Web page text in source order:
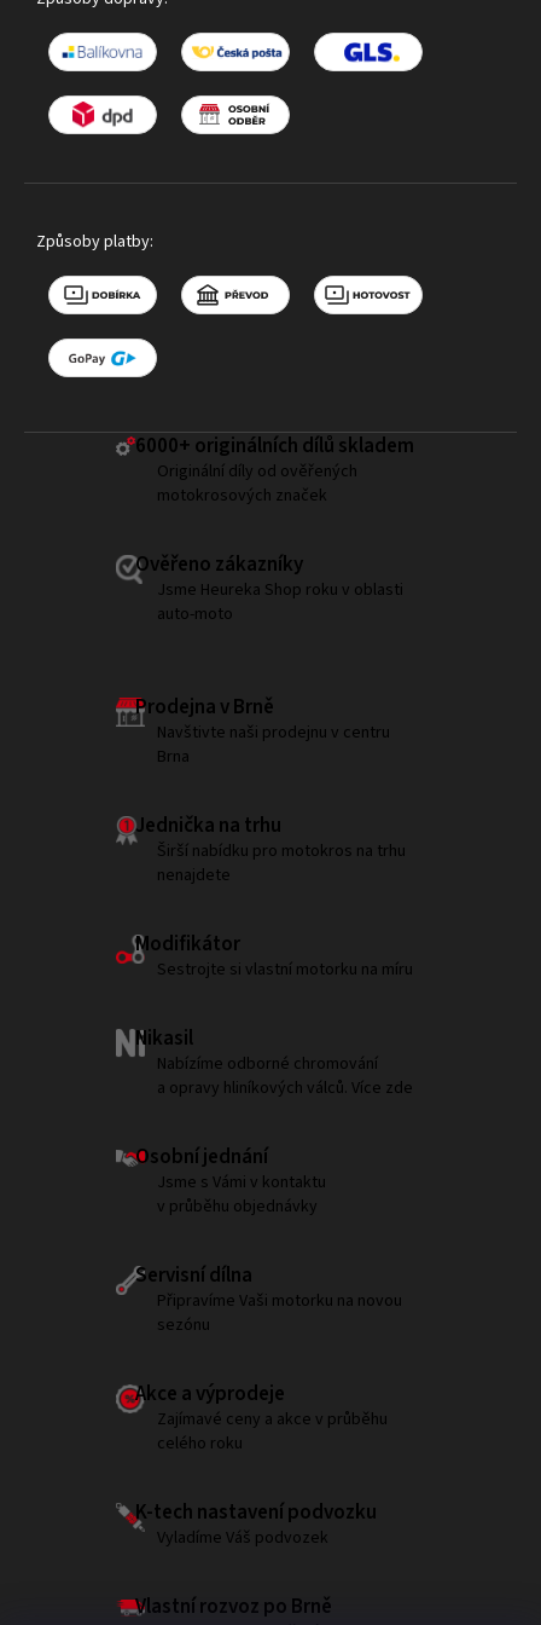
Způsoby platby:
6000+ ​originálních dílů skladem
Originální díly od ověřených
motokrosových značek
Ověřeno zákazníky
Jsme Heureka Shop roku v oblasti
auto-moto
Prodejna v Brně
Navštivte naši prodejnu v centru
Brna
Jednička na trhu
Širší nabídku pro motokros na trhu
nenajdete
Modifikátor
Sestrojte si vlastní motorku na míru
Nikasil
Nabízíme odborné chromování
a opravy hliníkových válců. Více zde
Osobní jednání
Jsme s Vámi v kontaktu
v průběhu objednávky
Servisní dílna
Připravíme Vaši motorku na novou
sezónu
Akce a výprodeje
Zajímavé ceny a akce v průběhu
celého roku
K-tech nastavení podvozku
Vyladíme Váš podvozek
Vlastní rozvoz po Brně